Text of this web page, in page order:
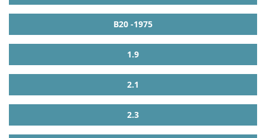
B20 -1975
1.9
2.1
2.3